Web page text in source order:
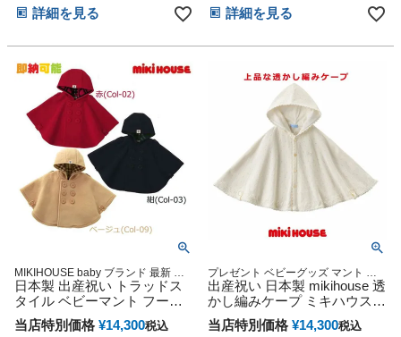
詳細を見る 詳細を見る
MIKIHOUSE baby ブランド 最新 オ
ンライン フリーサイズ(70-90cm)６
ヶ月 ベージュ 赤 紺
日本製 出産祝い トラッドス
タイル ベビーマント フード
付き 赤ちゃん 子供服 男の子
女の子
当店特別価格 ¥14,300税込
プレゼント ベビーグッズ マント 可
愛い 人気 フリーサイズ 赤ちゃん用
男の子 女の子 UVカット対応 送料無
料 話題 専門
出産祝い 日本製 mikihouse 透
かし編みケープ ミキハウス
ギフトセット
当店特別価格 ¥14,300税込